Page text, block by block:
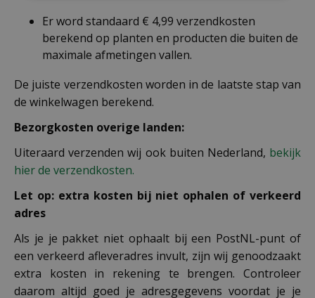
Er word standaard € 4,99 verzendkosten
berekend op planten en producten die buiten de
maximale afmetingen vallen.
De juiste verzendkosten worden in de laatste stap van
de winkelwagen berekend.
Bezorgkosten overige landen:
Uiteraard verzenden wij ook buiten Nederland, bekijk
hier de verzendkosten.
Let op: extra kosten bij niet ophalen of verkeerd
adres
Als je je pakket niet ophaalt bij een PostNL-punt of
een verkeerd afleveradres invult, zijn wij genoodzaakt
extra kosten in rekening te brengen. Controleer
daarom altijd goed je adresgegevens voordat je je